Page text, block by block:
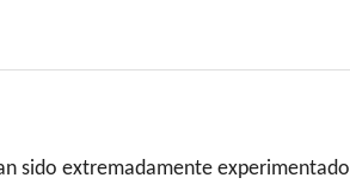
sido extremadamente experimentado